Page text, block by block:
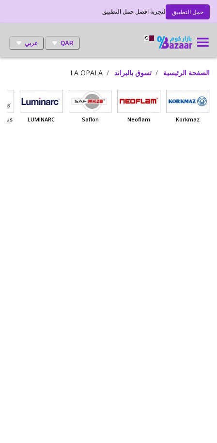
حمل التطبيق لتجربة افضل حمل التطبيق
QAR عربي
الصفحة الرئيسية تسوق بالبراند LA OPALA
Korkmaz
Neoflam
Saflon
LUMINARC